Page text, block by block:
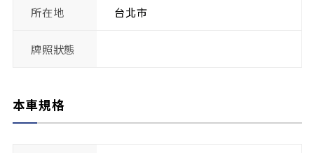
所在地 台北市
牌照狀態
本車規格